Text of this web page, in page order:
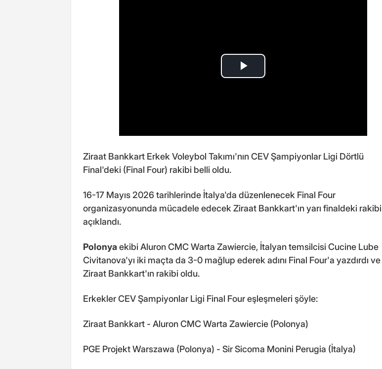
Ziraat Bankkart Erkek Voleybol Takımı'nın CEV Şampiyonlar Ligi Dörtlü
Final'deki (Final Four) rakibi belli oldu.
16-17 Mayıs 2026 tarihlerinde İtalya'da düzenlenecek Final Four
organizasyonunda mücadele edecek Ziraat Bankkart'ın yarı finaldeki rakibi
açıklandı.
Polonya ekibi Aluron CMC Warta Zawiercie, İtalyan temsilcisi Cucine Lube
Civitanova'yı iki maçta da 3-0 mağlup ederek adını Final Four'a yazdırdı ve
Ziraat Bankkart'ın rakibi oldu.
Erkekler CEV Şampiyonlar Ligi Final Four eşleşmeleri şöyle:
Ziraat Bankkart - Aluron CMC Warta Zawiercie (Polonya)
PGE Projekt Warszawa (Polonya) - Sir Sicoma Monini Perugia (İtalya)